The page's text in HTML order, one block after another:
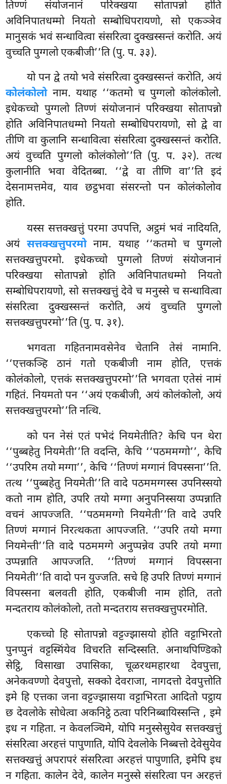
तिण्णं संयोजनानं परिक्खया सोतापन्नो होति
अविनिपातधम्मो नियतो सम्बोधिपरायणो, सो एकञ्ञेव
मानुसकं भवं सन्धावित्वा संसरित्वा दुक्खस्सन्तं करोति. अयं
वुच्चति पुग्गलो एकबीजी’’ति (पु. प. ३३).
यो पन द्वे तयो भवे संसरित्वा दुक्खस्सन्तं करोति, अयं
कोलंकोलोनाम. यथाह ‘‘कतमो च पुग्गलो कोलंकोलो.
इधेकच्चो पुग्गलो तिण्णं संयोजनानं परिक्खया सोतापन्नो
होति अविनिपातधम्मो नियतो सम्बोधिपरायणो, सो द्वे वा
तीणि वा कुलानि सन्धावित्वा संसरित्वा दुक्खस्सन्तं करोति.
अयं वुच्चति पुग्गलो कोलंकोलो’’ति (पु. प. ३२). तत्थ
कुलानीति भवा वेदितब्बा. ‘‘द्वे वा तीणि वा’’ति इदं
देसनामत्तमेव, याव छट्ठभवा संसरन्तो पन कोलंकोलोव
होति.
यस्स सत्तक्खत्तुं परमा उपपत्ति, अट्ठमं भवं नादियति,
अयं सत्तक्खत्तुपरमोनाम. यथाह ‘‘कतमो च पुग्गलो
सत्तक्खत्तुपरमो. इधेकच्चो पुग्गलो तिण्णं संयोजनानं
परिक्खया सोतापन्नो होति अविनिपातधम्मो नियतो
सम्बोधिपरायणो, सो सत्तक्खत्तुं देवे च मनुस्से च सन्धावित्वा
संसरित्वा दुक्खस्सन्तं करोति, अयं वुच्चति पुग्गलो
सत्तक्खत्तुपरमो’’ति (पु. प. ३१).
भगवतागहितनामवसेनेव चेतानि तेसं नामानि.
‘‘एत्तकञ्हि ठानं गतो एकबीजी नाम होति, एत्तकं
कोलंकोलो, एत्तकं सत्तक्खत्तुपरमो’’ति भगवता एतेसं नामं
गहितं. नियमतो पन ‘‘अयं एकबीजी, अयं कोलंकोलो, अयं
सत्तक्खत्तुपरमो’’ति नत्थि.
को पन नेसं एतं पभेदं नियमेतीति? केचि पन थेरा
‘‘पुब्बहेतु नियमेती’’ति वदन्ति, केचि ‘‘पठममग्गो’’, केचि
‘‘उपरिम तयो मग्गा’’, केचि ‘‘तिण्णं मग्गानं विपस्सना’’ति.
तत्थ ‘‘पुब्बहेतु नियमेती’’ति वादे पठममग्गस्स उपनिस्सयो
कतो नाम होति, उपरि तयो मग्गा अनुपनिस्सया उप्पन्नाति
वचनं आपज्जति. ‘‘पठममग्गो नियमेती’’ति वादे उपरि
तिण्णं मग्गानं निरत्थकता आपज्जति. ‘‘उपरि तयो मग्गा
नियमेन्ती’’ति वादे पठममग्गे अनुप्पन्नेव उपरि तयो मग्गा
उप्पन्नाति आपज्जति. ‘‘तिण्णं मग्गानं विपस्सना
नियमेती’’ति वादो पन युज्जति. सचे हि उपरि तिण्णं मग्गानं
विपस्सना बलवती होति, एकबीजी नाम होति, ततो
मन्दतराय कोलंकोलो, ततो मन्दतराय सत्तक्खत्तुपरमोति.
एकच्चो हि सोतापन्नो वट्टज्झासयो होति वट्टाभिरतो
पुनप्पुनं वट्टस्मिंयेव विचरति सन्दिस्सति. अनाथपिण्डिको
सेट्ठि, विसाखा उपासिका, चूळरथमहारथा देवपुत्ता,
अनेकवण्णो देवपुत्तो, सक्को देवराजा, नागदत्तो देवपुत्तोति
इमे हि एत्तका जना वट्टज्झासया वट्टाभिरता आदितो पट्ठाय
छ देवलोके सोधेत्वा अकनिट्ठे ठत्वा परिनिब्बायिस्सन्ति , इमे
इध न गहिता. न केवलञ्चिमे, योपि मनुस्सेसुयेव सत्तक्खत्तुं
संसरित्वा अरहत्तं पापुणाति, योपि देवलोके निब्बत्तो देवेसुयेव
सत्तक्खत्तुं अपरापरं संसरित्वा अरहत्तं पापुणाति, इमेपि इध
न गहिता. कालेन देवे, कालेन मनुस्से संसरित्वा पन अरहत्तं